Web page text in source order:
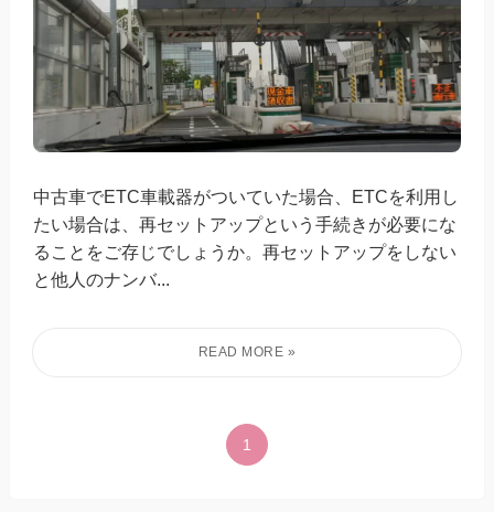
中古車でETC車載器がついていた場合、ETCを利用し
たい場合は、再セットアップという手続きが必要にな
ることをご存じでしょうか。再セットアップをしない
と他人のナンバ...
1